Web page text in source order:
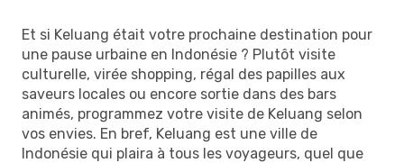
Et si Keluang était votre prochaine destination pour
une pause urbaine en Indonésie ? Plutôt visite
culturelle, virée shopping, régal des papilles aux
saveurs locales ou encore sortie dans des bars
animés, programmez votre visite de Keluang selon
vos envies. En bref, Keluang est une ville de
Indonésie qui plaira à tous les voyageurs, quel que